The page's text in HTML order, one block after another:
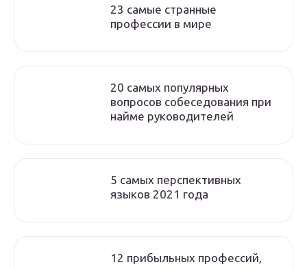
23 самые странные
профессии в мире
20 самых популярных
вопросов собеседования при
найме руководителей
5 самых перспективных
языков 2021 года
12 прибыльных профессий,